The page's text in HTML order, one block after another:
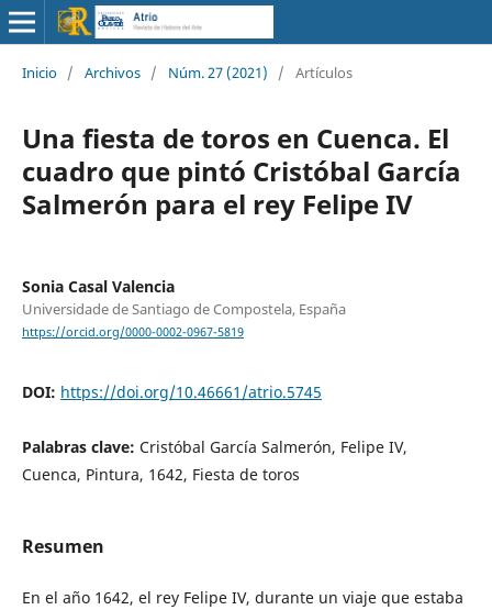
Inicio / Archivos / Núm. 27 (2021) / Artículos
Una fiesta de toros en Cuenca. El
cuadro que pintó Cristóbal García
Salmerón para el rey Felipe IV
Sonia Casal Valencia
Universidade de Santiago de Compostela, España
https://orcid.org/0000-0002-0967-5819
DOI: https://doi.org/10.46661/atrio.5745
Palabras clave: Cristóbal García Salmerón, Felipe IV,
Cuenca, Pintura, 1642, Fiesta de toros
Resumen
En el año 1642, el rey Felipe IV, durante un viaje que estaba